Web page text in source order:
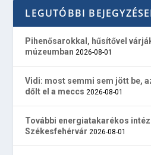
LEGUTÓBBI
Pihenősarokkal, hűsítővel
múzeumban 2026-08-01
Vidi: most semmi sem jött be,
dőlt el a meccs 2026-08-01
További energiatakarékos
Székesfehérvár 2026-08-01